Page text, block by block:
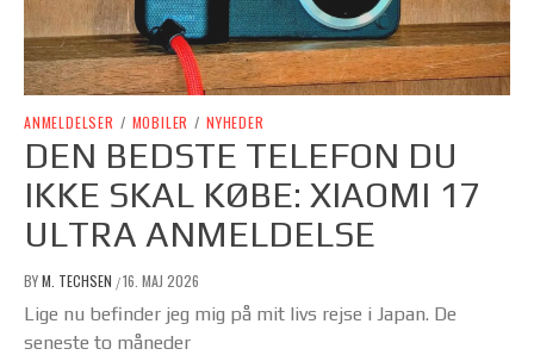
ANMELDELSER / MOBILER / NYHEDER
DEN BEDSTE TELEFON DU
IKKE SKAL KØBE: XIAOMI 17
ULTRA ANMELDELSE
BYM. TECHSEN /16. MAJ 2026
Lige nu befinder jeg mig på mit livs rejse i Japan. De
seneste to måneder